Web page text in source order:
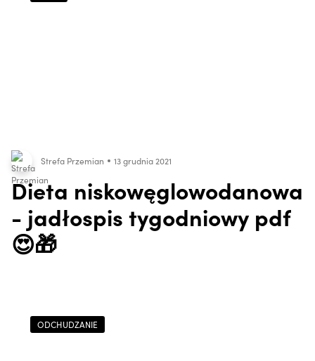
Strefa Przemian 13 grudnia 2021
Dieta niskowęglowodanowa
- jadłospis tygodniowy pdf
😍🎁
ODCHUDZANIE